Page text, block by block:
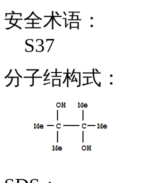
安全术语：
S37
分子结构式：